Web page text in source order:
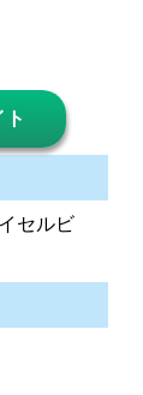
セルビ